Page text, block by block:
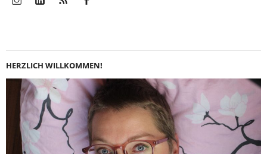
HERZLICH WILLKOMMEN!